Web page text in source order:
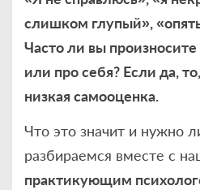
слишком глупый»,
Часто ли вы
или про себя? Если да,
низкая самооценка.
Что это значит и нужно
разбираемся вместе с
практикующим